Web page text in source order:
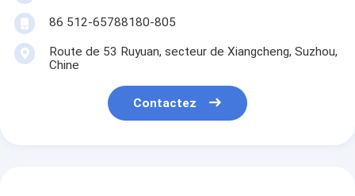
86 512-65788180-805
Route de 53 Ruyuan, secteur de Xiangcheng, Suzhou,
Chine
Contactez